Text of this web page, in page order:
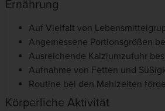
Ernährung
Auf Vielfalt von
Angemessene Portionsgrößen
Ausreichende Kalziumzufuhr
Aufnahme von Fetten und
Routine bei den Mahlzeiten
Körperliche Aktivität